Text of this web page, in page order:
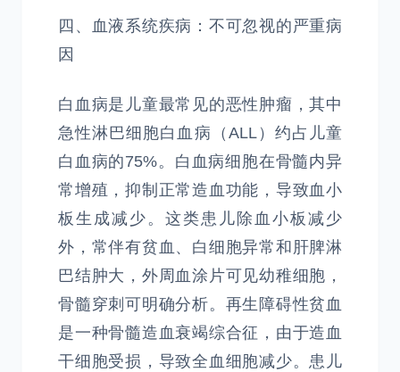
四、血液系统疾病：不可忽视的严重病
因
白血病是儿童最常见的恶性肿瘤，其中
急性淋巴细胞白血病（ALL）约占儿童
白血病的75%。白血病细胞在骨髓内异
常增殖，抑制正常造血功能，导致血小
板生成减少。这类患儿除血小板减少
外，常伴有贫血、白细胞异常和肝脾淋
巴结肿大，外周血涂片可见幼稚细胞，
骨髓穿刺可明确分析。再生障碍性贫血
是一种骨髓造血衰竭综合征，由于造血
干细胞受损，导致全血细胞减少。患儿